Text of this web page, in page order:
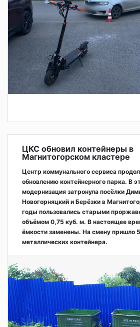
ЦКС обновил контейнеры в
Магнитогорском кластере
Центр коммунального сервиса
обновлению контейнерного парка. В
модернизация затронула посёлки
Новогорняцкий и Берёзки в
годы пользовались старыми
объёмом 0,75 куб. м. В настоящее
ёмкости заменены. На смену пришло
металлических контейнера.